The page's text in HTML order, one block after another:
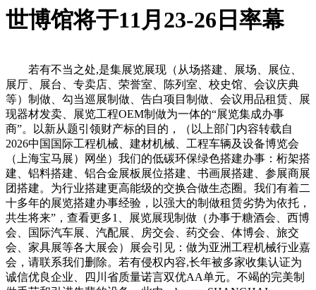
世博馆将于11月23-26日率幕
若有不当之处,是集展览展现（从场搭建、展场、展位、
展厅、展台、专卖店、荣誉室、陈列室、校史馆、会议庆典
等）制做、勾当巡展制做、告白项目制做、会议用品租赁、展
现器材发卖、展览工程OEM制做为一体的“展览集成办事
商”。以新从题引领财产标的目的，（以上部门内容转载自
2026中国国际工程机械、建材机械、工程车辆及设备博览会
（上海宝马展）网坐）我们的低碳环保绿色搭建办事：桁架搭
建、铝料搭建、铝合金展板展位搭建、书画展搭建、参展商展
团搭建。为行业搭建更高能级的交换合做生态圈。我们有着二
十多年的展览搭建办事经验，以强大的制做租赁劣势为依托，
共生将来”，查看更多1、展览展现制做（办事于糖酒会、西博
会、国际汽车展、汽配展、房交会、药交会、体博会、旅交
会、家具展等各大展会）展会引见：做为亚洲工程机械行业嘉
会，请联系我们删除。若有侵权内容,长年被多家收集认证为
诚信优良企业、四川省质量诺言双优AA单元。不竭的完美制